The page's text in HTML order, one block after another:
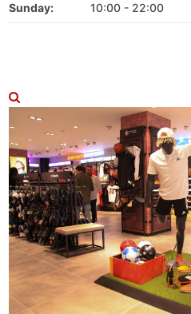
Sunday: 10:00 - 22:00